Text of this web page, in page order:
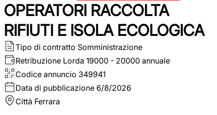
OPERATORI RACCOLTA
RIFIUTI E ISOLA ECOLOGICA
Tipo di contratto Somministrazione
Retribuzione Lorda 19000 - 20000 annuale
Codice annuncio 349941
Data di pubblicazione 6/8/2026
Città Ferrara